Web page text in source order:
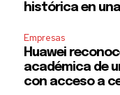
SUBSCRIBE
histórica en
Empresas
Huawei
académica de
con acceso a